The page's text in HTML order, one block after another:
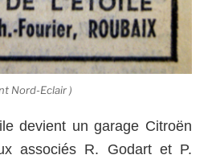
Nord-Eclair )
devient un garage Citroën
associés R. Godart et P.